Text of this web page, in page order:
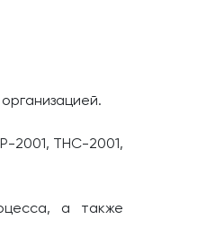
2001, ТНС-2001,
а также